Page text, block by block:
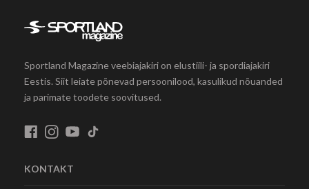
Sportland Magazine veebiajakiri on elustiili- ja spordiajakiri
Eestis. Siit leiate põnevad persoonilood, kasulikud nõuanded
ja parimate toodete soovitused.
KONTAKT